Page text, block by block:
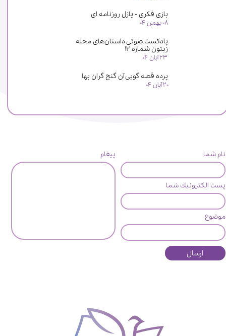
بازی فکری - پازل روزنامه ای
۰۸ بهمن ۰۴
پادکست صوتی داستان‌های مجله
زیتون شماره ۱۲
۲۳ آبان ۰۴
پرده قصه گویی آن گنج گران بها
۲۰ آبان ۰۴
نام شما
پست الكترونيك شما
موضوع
پیغام
ارسال